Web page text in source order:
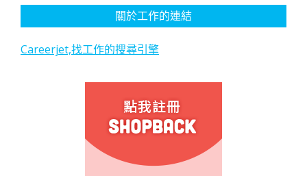
關於工作的連結
Careerjet,找工作的搜尋引擎